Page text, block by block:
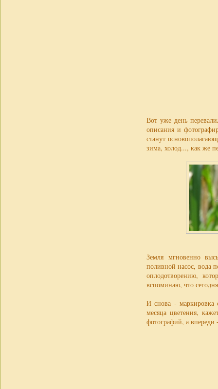
Вот уже день
описания и
станут
зима, холод..., как же
Земля мгновенно
поливной насос, вода
оплодотворению,
вспоминаю, что
И снова - маркировка
месяца цветения,
фотографий, а